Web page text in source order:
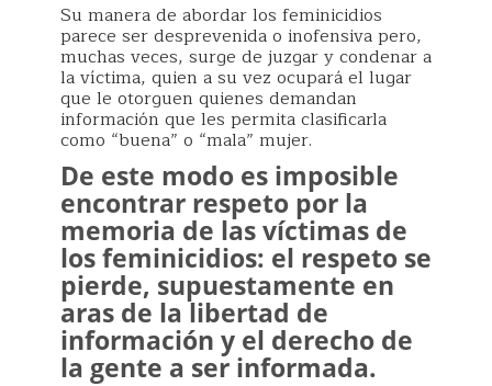
Su manera de abordar los feminicidios
parece ser desprevenida o inofensiva pero,
muchas veces, surge de juzgar y condenar a
la víctima, quien a su vez ocupará el lugar
que le otorguen quienes demandan
información que les permita clasificarla
como “buena” o “mala” mujer.
De este modo es imposible
encontrar respeto por la
memoria de las víctimas de
los feminicidios: el respeto se
pierde, supuestamente en
aras de la libertad de
información y el derecho de
la gente a ser informada.